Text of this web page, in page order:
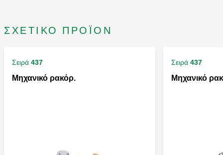
ΣΧΕΤΙΚΌ ΠΡΟΪΌΝ
Σειρά 437
Μηχανικό ρακόρ.
Σειρά 437
Μηχανικό